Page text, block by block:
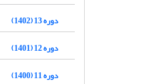
دوره 13 (1402)
دوره 12 (1401)
دوره 11 (1400)